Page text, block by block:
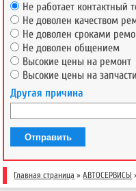
Не работает контактный
Не доволен качеством
Не доволен сроками
Не доволен общением
Высокие цены на ремонт
Высокие цены на запчасти
Другая причина
Отправить
Главная страница »АВТОСЕРВИСЫ